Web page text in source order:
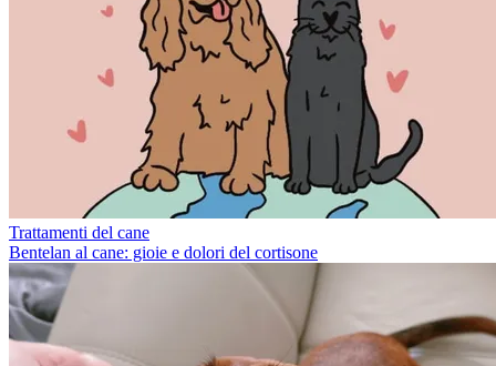
Trattamenti del cane
Bentelan al cane: gioie e dolori del cortisone